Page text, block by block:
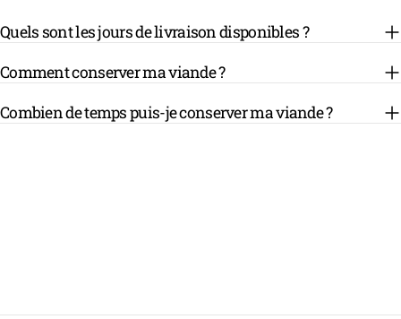
Quels sont les jours de livraison disponibles ?
Comment conserver ma viande ?
Combien de temps puis-je conserver ma viande ?